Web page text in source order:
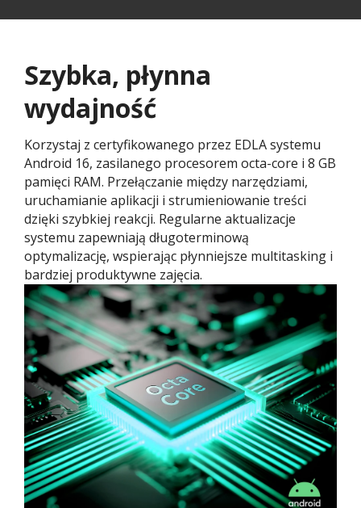
Szybka, płynna
wydajność
Korzystaj z certyfikowanego przez EDLA systemu
Android 16, zasilanego procesorem octa-core i 8 GB
pamięci RAM. Przełączanie między narzędziami,
uruchamianie aplikacji i strumieniowanie treści
dzięki szybkiej reakcji. Regularne aktualizacje
systemu zapewniają długoterminową
optymalizację, wspierając płynniejsze multitasking i
bardziej produktywne zajęcia.